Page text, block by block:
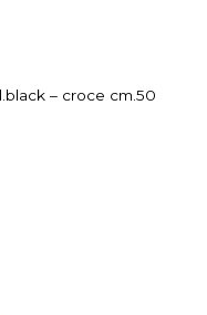
– croce cm.50